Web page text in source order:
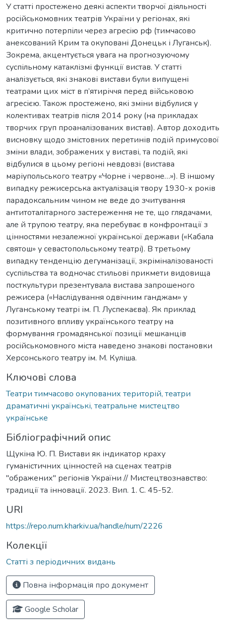
У статті простежено деякі аспекти творчої діяльності
російськомовних театрів України у регіонах, які
критично потерпіли через агресію рф (тимчасово
анексований Крим та окуповані Донецьк і Луганськ).
Зокрема, акцентується увага на прогнозуючому
суспільному катаклізмі функції вистав. У статті
аналізується, які знакові вистави були випущені
театрами цих міст в п’ятиріччя перед військовою
агресією. Також простежено, які зміни відбулися у
колективах театрів після 2014 року (на прикладах
творчих груп проаналізованих вистав). Автор доходить
висновку щодо змістовних перетинів подій примусової
зміни влади, зображених у виставі, та подій, які
відбулися в цьому регіоні невдовзі (вистава
маріупольського театру «Чорне і червоне…»). В іншому
випадку режисерська актуалізація твору 1930-х років
парадоксальним чином не веде до зчитування
антитоталітарного застереження не те, що глядачами,
але й трупою театру, яка перебуває в конфронтації з
цінностями незалежної української держави («Кабала
святош» у севастопольському театрі). В третьому
випадку тенденцію дегуманізації, зкріміналізованості
суспільства та водночас стильові прикмети видовища
посткультури презентувала вистава запрошеного
режисера («Наслідування одвічним ганджам» у
Луганському театрі ім. П. Луспекаєва). Як приклад
позитивного впливу українського театру на
формування громадянської позиції мешканців
російськомовного міста наведено знакові постановки
Херсонського театру ім. М. Куліша.
Ключові слова
Театри тимчасово окупованих територій, театри
драматичні українські, театральне мистецтво
українське
Бібліографічний опис
Щукіна Ю. П. Вистави як індикатор краху
гуманістичних цінностей на сценах театрів
"ображених" регіонів України // Мистецтвознавство:
традиції та інновації. 2023. Вип. 1. С. 45-52.
URI
https://repo.num.kharkiv.ua/handle/num/2226
Колекції
Статті з періодичних видань
Повна інформація про документ
Google Scholar